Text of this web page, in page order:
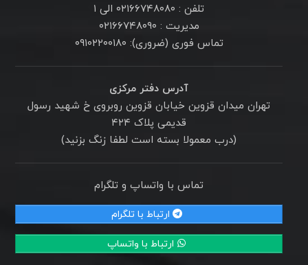
تلفن : ۰۲۱۶۶۷۴۸۰۸۰ الی ۱
مدیریت : ۰۲۱۶۶۷۴۸۰۹۰
تماس فوری (ضروری): ۰۹۱۰۲۲۰۰۱۸۰
آدرس دفتر مرکزی
تهران میدان قزوین خیابان قزوین روبروی خ شهید رسول
قدیمی پلاک ۴۲۴
(درب معمولا بسته است لطفا زنگ بزنید)
تماس با واتساپ و تلگرام
ارتباط با تلگرام
ارتباط با واتساپ